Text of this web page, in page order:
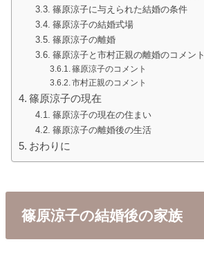
篠原涼子に与えられた結婚の条件
篠原涼子の結婚式場
篠原涼子の離婚
篠原涼子と市村正親の離婚のコメント
篠原涼子のコメント
市村正親のコメント
篠原涼子の現在
篠原涼子の現在の住まい
篠原涼子の離婚後の生活
おわりに
篠原涼子の結婚後の家族